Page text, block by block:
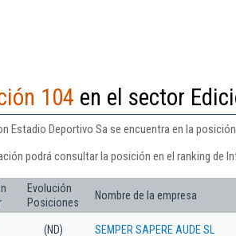
104 en el sector
Estadio Deportivo Sa se encuentra en la
podrá consultar la posición en el ranking de
Evolución
Posiciones
Nombre de la empresa
(ND) SEMPER SAPERE AUDE SL